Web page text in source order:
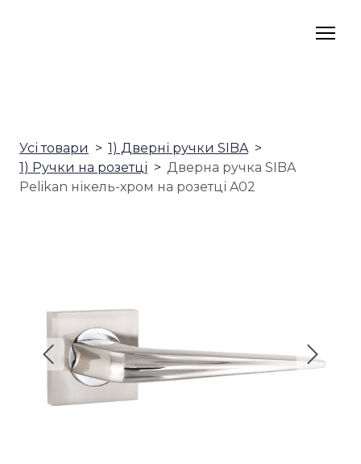
Усі товари
1) Дверні ручки SIBA
1) Ручки на розетці
Дверна ручка SIBA
Pelikan нікель-хром на розетці A02